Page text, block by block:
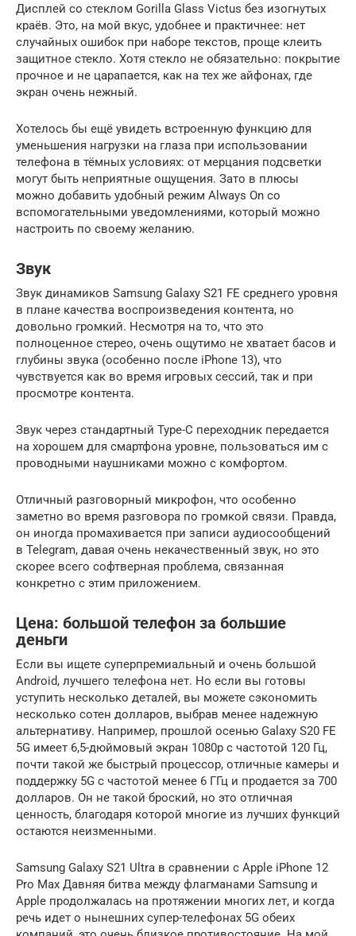
Дисплей со стеклом Gorilla Glass Victus без изогнутых
краёв. Это, на мой вкус, удобнее и практичнее: нет
случайных ошибок при наборе текстов, проще клеить
защитное стекло. Хотя стекло не обязательно: покрытие
прочное и не царапается, как на тех же айфонах, где
экран очень нежный.
Хотелось бы ещё увидеть встроенную функцию для
уменьшения нагрузки на глаза при использовании
телефона в тёмных условиях: от мерцания подсветки
могут быть неприятные ощущения. Зато в плюсы
можно добавить удобный режим Always On со
вспомогательными уведомлениями, который можно
настроить по своему желанию.
Звук
Звук динамиков Samsung Galaxy S21 FE среднего уровня
в плане качества воспроизведения контента, но
довольно громкий. Несмотря на то, что это
полноценное стерео, очень ощутимо не хватает басов и
глубины звука (особенно после iPhone 13), что
чувствуется как во время игровых сессий, так и при
просмотре контента.
Звук через стандартный Type-C переходник передается
на хорошем для смартфона уровне, пользоваться им с
проводными наушниками можно с комфортом.
Отличный разговорный микрофон, что особенно
заметно во время разговора по громкой связи. Правда,
он иногда промахивается при записи аудиосообщений
в Telegram, давая очень некачественный звук, но это
скорее всего софтверная проблема, связанная
конкретно с этим приложением.
Цена: большой телефон за большие
деньги
Если вы ищете суперпремиальный и очень большой
Android, лучшего телефона нет. Но если вы готовы
уступить несколько деталей, вы можете сэкономить
несколько сотен долларов, выбрав менее надежную
альтернативу. Например, прошлой осенью Galaxy S20 FE
5G имеет 6,5-дюймовый экран 1080p с частотой 120 Гц,
почти такой же быстрый процессор, отличные камеры и
поддержку 5G с частотой менее 6 ГГц и продается за 700
долларов. Он не такой броский, но это отличная
ценность, благодаря которой многие из лучших функций
остаются неизменными.
Samsung Galaxy S21 Ultra в сравнении с Apple iPhone 12
Pro Max Давняя битва между флагманами Samsung и
Apple продолжалась на протяжении многих лет, и когда
речь идет о нынешних супер-телефонах 5G обеих